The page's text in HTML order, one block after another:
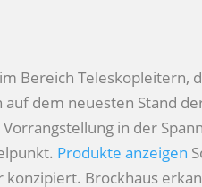
Bereich Teleskopleitern,
dem neuesten Stand
Vorrangstellung in der
Produkte anzeigen
Brockhaus